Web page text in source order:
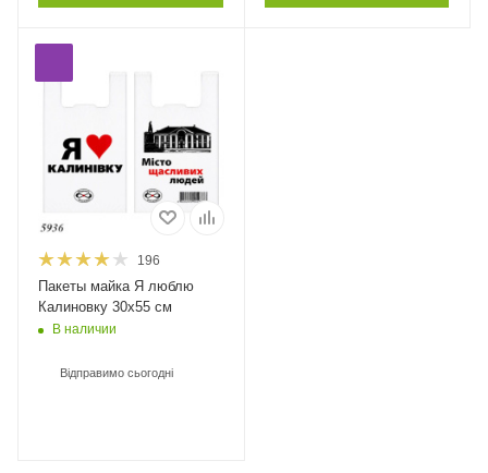
196
Пакеты майка Я люблю
Калиновку 30х55 см
В наличии
Відправимо сьогодні